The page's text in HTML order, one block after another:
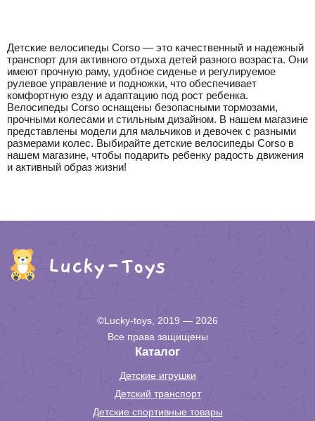
Детские велосипеды Corso — это качественный и надежный
транспорт для активного отдыха детей разного возраста. Они
имеют прочную раму, удобное сиденье и регулируемое
рулевое управление и подножки, что обеспечивает
комфортную езду и адаптацию под рост ребенка.
Велосипеды Corso оснащены безопасными тормозами,
прочными колесами и стильным дизайном. В нашем магазине
представлены модели для мальчиков и девочек с разными
размерами колес. Выбирайте детские велосипеды Corso в
нашем магазине, чтобы подарить ребенку радость движения
и активный образ жизни!
©Lucky-toys, 2019 — 2026
Все права защищены
Каталог
Детские игрушки
Детский транспорт
Детские спортивные товары